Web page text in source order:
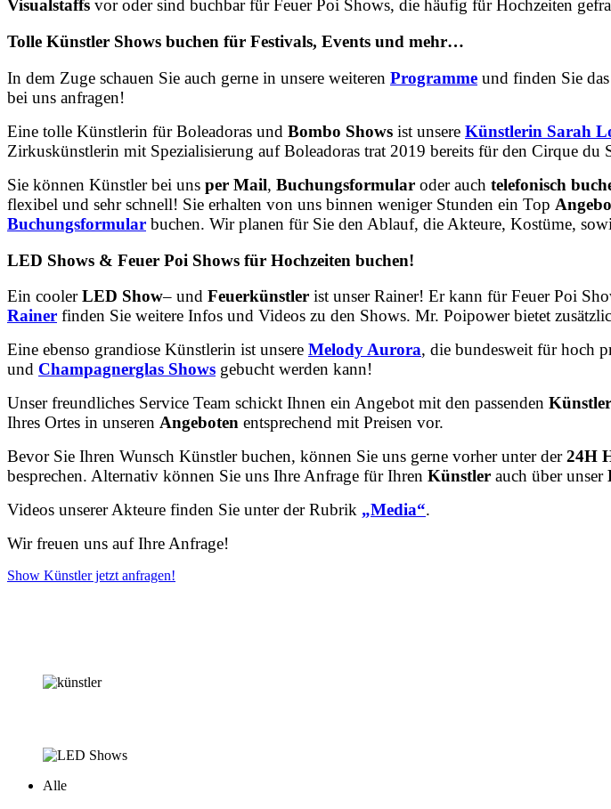
Visualstaffs vor oder sind buchbar für Feuer Poi Shows, die häufig für Hochzeiten
Tolle Künstler Shows buchen für Festivals, Events und mehr…
In dem Zuge schauen Sie auch gerne in unsere weiteren Programme und finden Sie
bei uns anfragen!
Eine tolle Künstlerin für Boleadoras und Bombo Shows ist unsere Künstlerin Sarah
Zirkuskünstlerin mit Spezialisierung auf Boleadoras trat 2019 bereits für den Cirque du
Sie können Künstler bei uns per Mail, Buchungsformular oder auch telefonisch
flexibel und sehr schnell! Sie erhalten von uns binnen weniger Stunden ein Top
Buchungsformular buchen. Wir planen für Sie den Ablauf, die Akteure, Kostüme,
LED Shows & Feuer Poi Shows für Hochzeiten buchen!
Ein coolerLED Show– und Feuerkünstler ist unser Rainer! Er kann für Feuer Poi
Rainer finden Sie weitere Infos und Videos zu den Shows. Mr. Poipower bietet
Eine ebenso grandiose Künstlerin ist unsere Melody Aurora, die bundesweit für hoch
und Champagnerglas Shows gebucht werden kann!
Unser freundliches Service Team schickt Ihnen ein Angebot mit den passenden
Ihres Ortes in unseren Angeboten entsprechend mit Preisen vor.
Bevor Sie Ihren Wunsch Künstler buchen, können Sie uns gerne vorher unter der24H
besprechen. Alternativ können Sie uns Ihre Anfrage für Ihren Künstler auch über unser
Videos unserer Akteure finden Sie unter der Rubrik „Media“.
Wir freuen uns auf Ihre Anfrage!
Show Künstler jetzt anfragen!
Alle